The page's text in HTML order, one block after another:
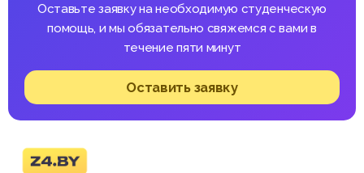
Оставьте заявку на необходимую студенческую
помощь, и мы обязательно свяжемся с вами в
течение пяти минут
Оставить заявку